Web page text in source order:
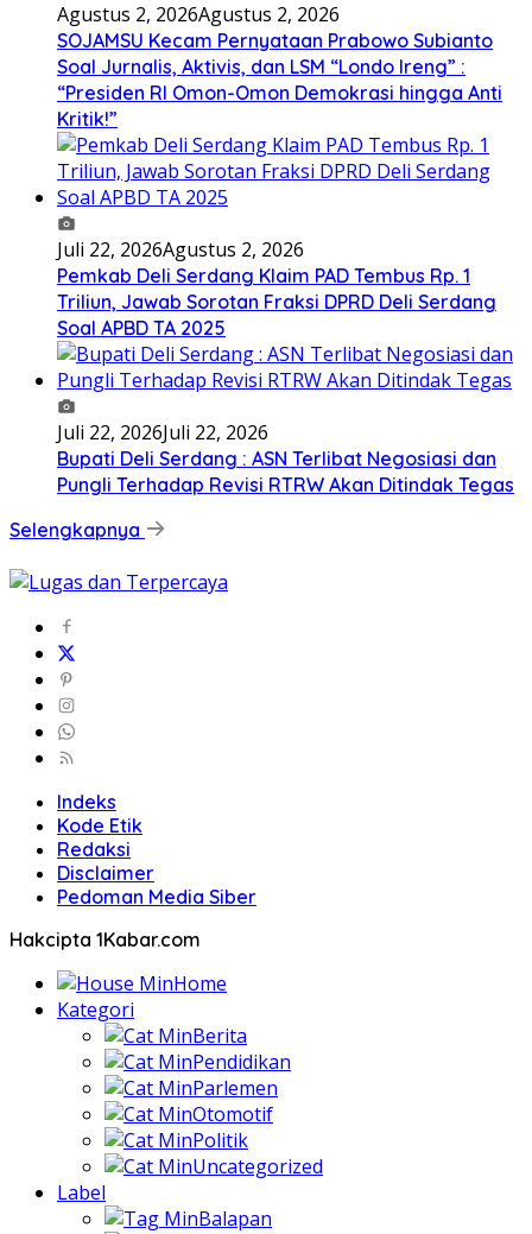
Agustus 2, 2026Agustus 2, 2026
SOJAMSU Kecam Pernyataan Prabowo Subianto
Soal Jurnalis, Aktivis, dan LSM “Londo Ireng” :
“Presiden RI Omon-Omon Demokrasi hingga Anti
Kritik!”
Juli 22, 2026Agustus 2, 2026
Pemkab Deli Serdang Klaim PAD Tembus Rp. 1
Triliun, Jawab Sorotan Fraksi DPRD Deli Serdang
Soal APBD TA 2025
Juli 22, 2026Juli 22, 2026
Bupati Deli Serdang : ASN Terlibat Negosiasi dan
Pungli Terhadap Revisi RTRW Akan Ditindak Tegas
Selengkapnya
Indeks
Kode Etik
Redaksi
Disclaimer
Pedoman Media Siber
Hakcipta 1Kabar.com
Home
Kategori
Berita
Pendidikan
Parlemen
Otomotif
Politik
Uncategorized
Label
Balapan